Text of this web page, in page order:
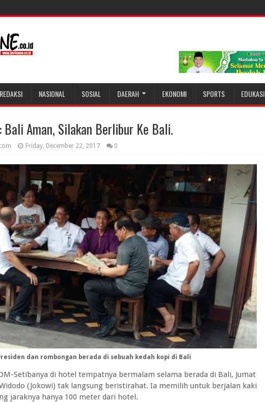
REDAKSI NASIONAL SOSIAL DAERAH EKONOMI SPORTS EDUKASI
Bali Aman, Silakan Berlibur Ke Bali.
Friday, December 22, 2017 0
dan rombongan berada di sebuah kedah kopi di Bali
Setibanya di hotel tempatnya bermalam selama berada di Bali, Jumat
(Jokowi) tak langsung beristirahat. Ia memilih untuk berjalan kaki
jaraknya hanya 100 meter dari hotel.